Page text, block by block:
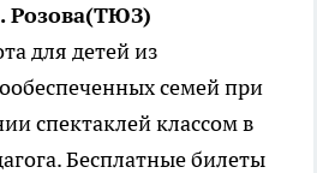
Розова(ТЮЗ)
для детей из
семей при
спектаклей классом в
Бесплатные билеты